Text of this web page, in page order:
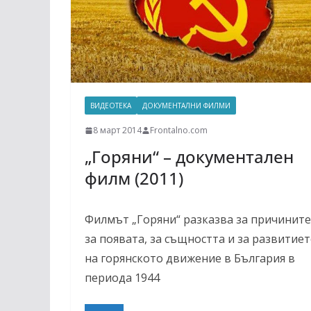
ВИДЕОТЕКА ДОКУМЕНТАЛНИ ФИЛМИ
8 март 2014 Frontalno.com
„Горяни“ – документален
филм (2011)
Филмът „Горяни“ разказва за причините
за появата, за същността и за
на горянското движение в България в
периода 1944